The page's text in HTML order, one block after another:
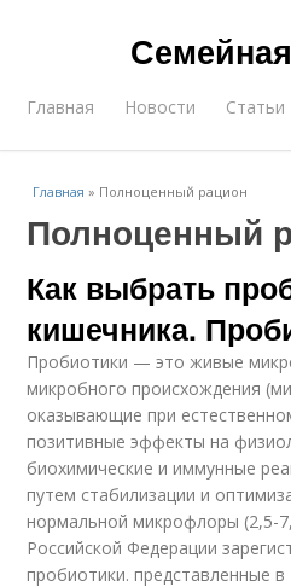
Главная Новости Статьи
Главная » Полноценный рацион
Полноценный
Как выбрать
кишечника.
Пробиотики — это живые
микробного происхождения
оказывающие при
позитивные эффекты на
биохимические и иммунные
путем стабилизации и
нормальной микрофлоры (2,5-
Российской Федерации
пробиотики. представленные в